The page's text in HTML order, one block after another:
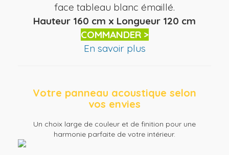
face tableau blanc émaillé.
Hauteur 160 cm x Longueur 120 cm
COMMANDER >
En savoir plus
Votre panneau acoustique selon
vos envies
Un choix large de couleur et de finition pour une
harmonie parfaite de votre intérieur.